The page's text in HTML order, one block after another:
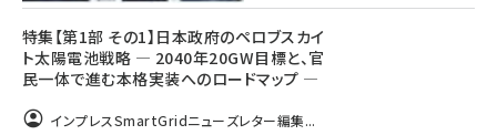
特集【第1部 その1】日本政府のペロブスカイ
ト太陽電池戦略 ― 2040年20GW目標と、官
民一体で進む本格実装へのロードマップ ―
インプレスSmartGridニューズレター編集...